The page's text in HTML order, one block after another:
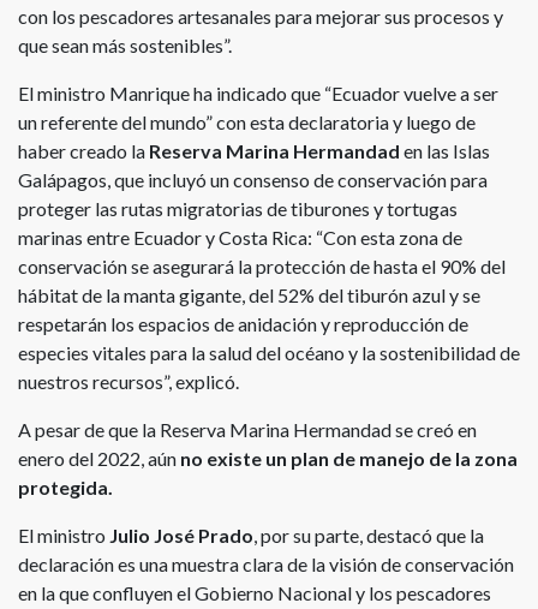
con los pescadores artesanales para mejorar sus procesos y
que sean más sostenibles”.
El ministro Manrique ha indicado que “Ecuador vuelve a ser
un referente del mundo” con esta declaratoria y luego de
haber creado la Reserva Marina Hermandad en las Islas
Galápagos, que incluyó un consenso de conservación para
proteger las rutas migratorias de tiburones y tortugas
marinas entre Ecuador y Costa Rica: “Con esta zona de
conservación se asegurará la protección de hasta el 90% del
hábitat de la manta gigante, del 52% del tiburón azul y se
respetarán los espacios de anidación y reproducción de
especies vitales para la salud del océano y la sostenibilidad de
nuestros recursos”, explicó.
A pesar de que la Reserva Marina Hermandad se creó en
enero del 2022, aún no existe un plan de manejo de la zona
protegida.
El ministro Julio José Prado, por su parte, destacó que la
declaración es una muestra clara de la visión de conservación
en la que confluyen el Gobierno Nacional y los pescadores